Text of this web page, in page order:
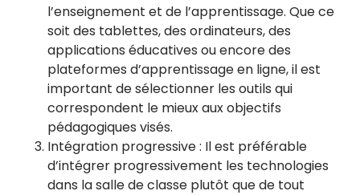
l’enseignement et de l’apprentissage. Que ce
soit des tablettes, des ordinateurs, des
applications éducatives ou encore des
plateformes d’apprentissage en ligne, il est
important de sélectionner les outils qui
correspondent le mieux aux objectifs
pédagogiques visés.
Intégration progressive : Il est préférable
d’intégrer progressivement les technologies
dans la salle de classe plutôt que de tout